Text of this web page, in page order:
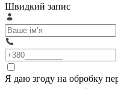
Швидкий запис
Я даю згоду на обробку